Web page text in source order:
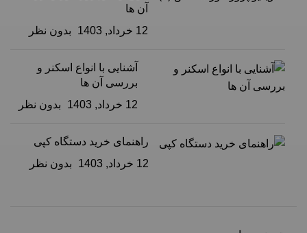
آن ها
12 خرداد, 1403
بدون نظر
آشنایی با انواع اسکنر و
بررسی آن ها
12 خرداد, 1403
بدون نظر
راهنمای خرید دستگاه کپی
12 خرداد, 1403
بدون نظر